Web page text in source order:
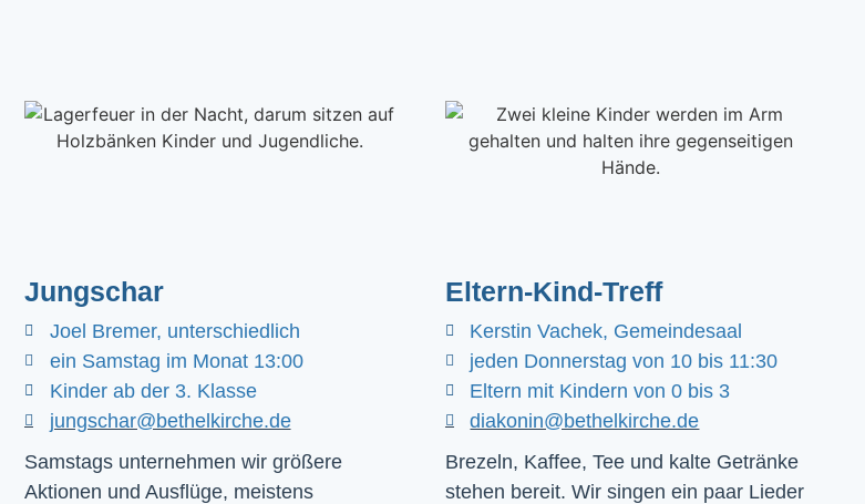
Jungschar
Joel Bremer, unterschiedlich
ein Samstag im Monat 13:00
Kinder ab der 3. Klasse
jungschar@bethelkirche.de
Samstags unternehmen wir größere
Aktionen und Ausflüge, meistens
Eltern-Kind-Treff
Kerstin Vachek, Gemeindesaal
jeden Donnerstag von 10 bis 11:30
Eltern mit Kindern von 0 bis 3
diakonin@bethelkirche.de
Brezeln, Kaffee, Tee und kalte Getränke
stehen bereit. Wir singen ein paar Lieder